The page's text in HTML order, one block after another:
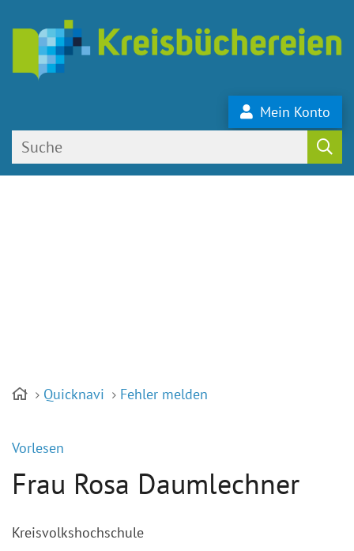
Mein Konto
Quicknavi Fehler melden
Vorlesen
Frau Rosa Daumlechner
Kreisvolkshochschule